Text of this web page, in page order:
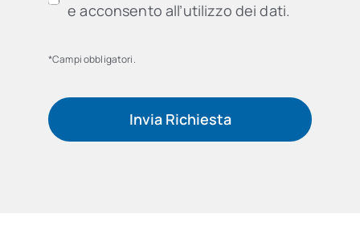
e acconsento all’utilizzo dei dati.
*Campi obbligatori.
Invia Richiesta